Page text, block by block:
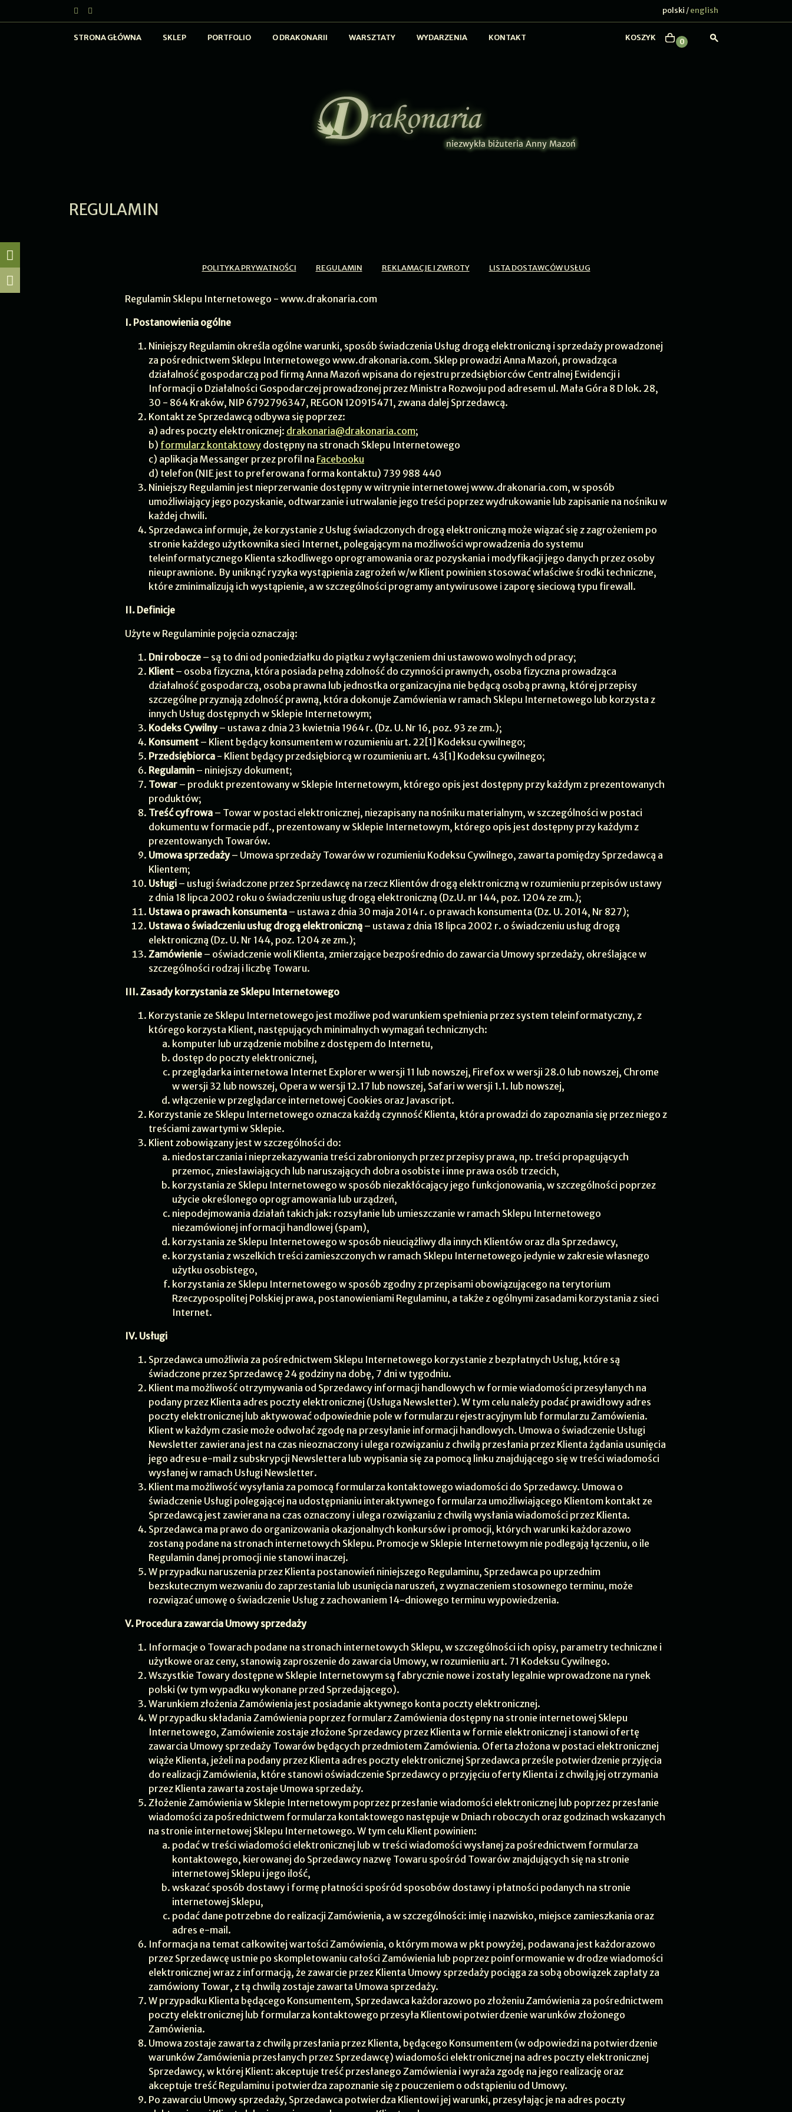
polski / english
STRONA GŁÓWNA SKLEP PORTFOLIO O DRAKONARII WARSZTATY WYDARZENIA KONTAKT KOSZYK 0
REGULAMIN
POLITYKA PRYWATNOŚCI REGULAMIN REKLAMACJE I ZWROTY LISTA DOSTAWCÓW USŁUG
Regulamin Sklepu Internetowego - www.drakonaria.com
I. Postanowienia ogólne
Niniejszy Regulamin określa ogólne warunki, sposób świadczenia Usług drogą elektroniczną i sprzedaży prowadzonej
za pośrednictwem Sklepu Internetowego www.drakonaria.com. Sklep prowadzi Anna Mazoń, prowadząca
działalność gospodarczą pod firmą Anna Mazoń wpisana do rejestru przedsiębiorców Centralnej Ewidencji i
Informacji o Działalności Gospodarczej prowadzonej przez Ministra Rozwoju pod adresem ul. Mała Góra 8 D lok. 28,
30 - 864 Kraków, NIP 6792796347, REGON 120915471, zwana dalej Sprzedawcą.
Kontakt ze Sprzedawcą odbywa się poprzez:
a) adres poczty elektronicznej: drakonaria@drakonaria.com;
b) formularz kontaktowy dostępny na stronach Sklepu Internetowego
c) aplikacja Messanger przez profil na Facebooku
d) telefon (NIE jest to preferowana forma kontaktu) 739 988 440
Niniejszy Regulamin jest nieprzerwanie dostępny w witrynie internetowej www.drakonaria.com, w sposób
umożliwiający jego pozyskanie, odtwarzanie i utrwalanie jego treści poprzez wydrukowanie lub zapisanie na nośniku w
każdej chwili.
Sprzedawca informuje, że korzystanie z Usług świadczonych drogą elektroniczną może wiązać się z zagrożeniem po
stronie każdego użytkownika sieci Internet, polegającym na możliwości wprowadzenia do systemu
teleinformatycznego Klienta szkodliwego oprogramowania oraz pozyskania i modyfikacji jego danych przez osoby
nieuprawnione. By uniknąć ryzyka wystąpienia zagrożeń w/w Klient powinien stosować właściwe środki techniczne,
które zminimalizują ich wystąpienie, a w szczególności programy antywirusowe i zaporę sieciową typu firewall.
II. Definicje
Użyte w Regulaminie pojęcia oznaczają:
Dni robocze – są to dni od poniedziałku do piątku z wyłączeniem dni ustawowo wolnych od pracy;
Klient – osoba fizyczna, która posiada pełną zdolność do czynności prawnych, osoba fizyczna prowadząca
działalność gospodarczą, osoba prawna lub jednostka organizacyjna nie będącą osobą prawną, której przepisy
szczególne przyznają zdolność prawną, która dokonuje Zamówienia w ramach Sklepu Internetowego lub korzysta z
innych Usług dostępnych w Sklepie Internetowym;
Kodeks Cywilny– ustawa z dnia 23 kwietnia 1964 r. (Dz. U. Nr 16, poz. 93 ze zm.);
Konsument – Klient będący konsumentem w rozumieniu art. 22[1] Kodeksu cywilnego;
Przedsiębiorca - Klient będący przedsiębiorcą w rozumieniu art. 43[1] Kodeksu cywilnego;
Regulamin – niniejszy dokument;
Towar – produkt prezentowany w Sklepie Internetowym, którego opis jest dostępny przy każdym z prezentowanych
produktów;
Treść cyfrowa – Towar w postaci elektronicznej, niezapisany na nośniku materialnym, w szczególności w postaci
dokumentu w formacie pdf., prezentowany w Sklepie Internetowym, którego opis jest dostępny przy każdym z
prezentowanych Towarów.
Umowa sprzedaży– Umowa sprzedaży Towarów w rozumieniu Kodeksu Cywilnego, zawarta pomiędzy Sprzedawcą a
Klientem;
Usługi – usługi świadczone przez Sprzedawcę na rzecz Klientów drogą elektroniczną w rozumieniu przepisów ustawy
z dnia 18 lipca 2002 roku o świadczeniu usług drogą elektroniczną (Dz.U. nr 144, poz. 1204 ze zm.);
Ustawa o prawach konsumenta – ustawa z dnia 30 maja 2014 r. o prawach konsumenta (Dz. U. 2014, Nr 827);
Ustawa o świadczeniu usług drogą elektroniczną – ustawa z dnia 18 lipca 2002 r. o świadczeniu usług drogą
elektroniczną (Dz. U. Nr 144, poz. 1204 ze zm.);
Zamówienie – oświadczenie woli Klienta, zmierzające bezpośrednio do zawarcia Umowy sprzedaży, określające w
szczególności rodzaj i liczbę Towaru.
III. Zasady korzystania ze Sklepu Internetowego
Korzystanie ze Sklepu Internetowego jest możliwe pod warunkiem spełnienia przez system teleinformatyczny, z
którego korzysta Klient, następujących minimalnych wymagań technicznych:
komputer lub urządzenie mobilne z dostępem do Internetu,
dostęp do poczty elektronicznej,
przeglądarka internetowa Internet Explorer w wersji 11 lub nowszej, Firefox w wersji 28.0 lub nowszej, Chrome
w wersji 32 lub nowszej, Opera w wersji 12.17 lub nowszej, Safari w wersji 1.1. lub nowszej,
włączenie w przeglądarce internetowej Cookies oraz Javascript.
Korzystanie ze Sklepu Internetowego oznacza każdą czynność Klienta, która prowadzi do zapoznania się przez niego z
treściami zawartymi w Sklepie.
Klient zobowiązany jest w szczególności do:
niedostarczania i nieprzekazywania treści zabronionych przez przepisy prawa, np. treści propagujących
przemoc, zniesławiających lub naruszających dobra osobiste i inne prawa osób trzecich,
korzystania ze Sklepu Internetowego w sposób niezakłócający jego funkcjonowania, w szczególności poprzez
użycie określonego oprogramowania lub urządzeń,
niepodejmowania działań takich jak: rozsyłanie lub umieszczanie w ramach Sklepu Internetowego
niezamówionej informacji handlowej (spam),
korzystania ze Sklepu Internetowego w sposób nieuciążliwy dla innych Klientów oraz dla Sprzedawcy,
korzystania z wszelkich treści zamieszczonych w ramach Sklepu Internetowego jedynie w zakresie własnego
użytku osobistego,
korzystania ze Sklepu Internetowego w sposób zgodny z przepisami obowiązującego na terytorium
Rzeczypospolitej Polskiej prawa, postanowieniami Regulaminu, a także z ogólnymi zasadami korzystania z sieci
Internet.
IV. Usługi
Sprzedawca umożliwia za pośrednictwem Sklepu Internetowego korzystanie z bezpłatnych Usług, które są
świadczone przez Sprzedawcę 24 godziny na dobę, 7 dni w tygodniu.
Klient ma możliwość otrzymywania od Sprzedawcy informacji handlowych w formie wiadomości przesyłanych na
podany przez Klienta adres poczty elektronicznej (Usługa Newsletter). W tym celu należy podać prawidłowy adres
poczty elektronicznej lub aktywować odpowiednie pole w formularzu rejestracyjnym lub formularzu Zamówienia.
Klient w każdym czasie może odwołać zgodę na przesyłanie informacji handlowych. Umowa o świadczenie Usługi
Newsletter zawierana jest na czas nieoznaczony i ulega rozwiązaniu z chwilą przesłania przez Klienta żądania usunięcia
jego adresu e-mail z subskrypcji Newslettera lub wypisania się za pomocą linku znajdującego się w treści wiadomości
wysłanej w ramach Usługi Newsletter.
Klient ma możliwość wysyłania za pomocą formularza kontaktowego wiadomości do Sprzedawcy. Umowa o
świadczenie Usługi polegającej na udostępnianiu interaktywnego formularza umożliwiającego Klientom kontakt ze
Sprzedawcą jest zawierana na czas oznaczony i ulega rozwiązaniu z chwilą wysłania wiadomości przez Klienta.
Sprzedawca ma prawo do organizowania okazjonalnych konkursów i promocji, których warunki każdorazowo
zostaną podane na stronach internetowych Sklepu. Promocje w Sklepie Internetowym nie podlegają łączeniu, o ile
Regulamin danej promocji nie stanowi inaczej.
W przypadku naruszenia przez Klienta postanowień niniejszego Regulaminu, Sprzedawca po uprzednim
bezskutecznym wezwaniu do zaprzestania lub usunięcia naruszeń, z wyznaczeniem stosownego terminu, może
rozwiązać umowę o świadczenie Usług z zachowaniem 14-dniowego terminu wypowiedzenia.
V. Procedura zawarcia Umowy sprzedaży
Informacje o Towarach podane na stronach internetowych Sklepu, w szczególności ich opisy, parametry techniczne i
użytkowe oraz ceny, stanowią zaproszenie do zawarcia Umowy, w rozumieniu art. 71 Kodeksu Cywilnego.
Wszystkie Towary dostępne w Sklepie Internetowym są fabrycznie nowe i zostały legalnie wprowadzone na rynek
polski (w tym wypadku wykonane przed Sprzedającego).
Warunkiem złożenia Zamówienia jest posiadanie aktywnego konta poczty elektronicznej.
W przypadku składania Zamówienia poprzez formularz Zamówienia dostępny na stronie internetowej Sklepu
Internetowego, Zamówienie zostaje złożone Sprzedawcy przez Klienta w formie elektronicznej i stanowi ofertę
zawarcia Umowy sprzedaży Towarów będących przedmiotem Zamówienia. Oferta złożona w postaci elektronicznej
wiąże Klienta, jeżeli na podany przez Klienta adres poczty elektronicznej Sprzedawca prześle potwierdzenie przyjęcia
do realizacji Zamówienia, które stanowi oświadczenie Sprzedawcy o przyjęciu oferty Klienta i z chwilą jej otrzymania
przez Klienta zawarta zostaje Umowa sprzedaży.
Złożenie Zamówienia w Sklepie Internetowym poprzez przesłanie wiadomości elektronicznej lub poprzez przesłanie
wiadomości za pośrednictwem formularza kontaktowego następuje w Dniach roboczych oraz godzinach wskazanych
na stronie internetowej Sklepu Internetowego. W tym celu Klient powinien:
podać w treści wiadomości elektronicznej lub w treści wiadomości wysłanej za pośrednictwem formularza
kontaktowego, kierowanej do Sprzedawcy nazwę Towaru spośród Towarów znajdujących się na stronie
internetowej Sklepu i jego ilość,
wskazać sposób dostawy i formę płatności spośród sposobów dostawy i płatności podanych na stronie
internetowej Sklepu,
podać dane potrzebne do realizacji Zamówienia, a w szczególności: imię i nazwisko, miejsce zamieszkania oraz
adres e-mail.
Informacja na temat całkowitej wartości Zamówienia, o którym mowa w pkt powyżej, podawana jest każdorazowo
przez Sprzedawcę ustnie po skompletowaniu całości Zamówienia lub poprzez poinformowanie w drodze wiadomości
elektronicznej wraz z informacją, że zawarcie przez Klienta Umowy sprzedaży pociąga za sobą obowiązek zapłaty za
zamówiony Towar, z tą chwilą zostaje zawarta Umowa sprzedaży.
W przypadku Klienta będącego Konsumentem, Sprzedawca każdorazowo po złożeniu Zamówienia za pośrednictwem
poczty elektronicznej lub formularza kontaktowego przesyła Klientowi potwierdzenie warunków złożonego
Zamówienia.
Umowa zostaje zawarta z chwilą przesłania przez Klienta, będącego Konsumentem (w odpowiedzi na potwierdzenie
warunków Zamówienia przesłanych przez Sprzedawcę) wiadomości elektronicznej na adres poczty elektronicznej
Sprzedawcy, w której Klient: akceptuje treść przesłanego Zamówienia i wyraża zgodę na jego realizację oraz
akceptuje treść Regulaminu i potwierdza zapoznanie się z pouczeniem o odstąpieniu od Umowy.
Po zawarciu Umowy sprzedaży, Sprzedawca potwierdza Klientowi jej warunki, przesyłając je na adres poczty